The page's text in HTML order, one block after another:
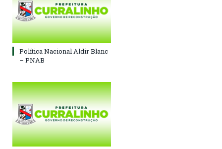
Política Nacional Aldir Blanc
– PNAB